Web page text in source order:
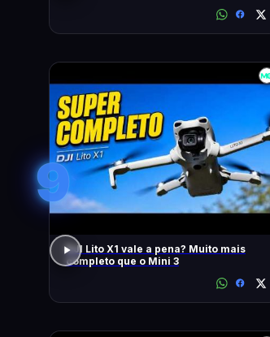
9
DJI Lito X1 vale a pena? Muito mais
completo que o Mini 3